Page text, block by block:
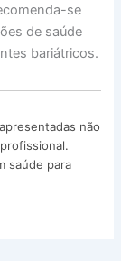
se
de saúde
bariátricos.
não
saúde para